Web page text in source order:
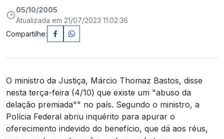
05/10/2005
Atualizada em 21/07/2023 11:02:36
Compartilhe:
O ministro da Justiça, Márcio Thomaz Bastos, disse
nesta terça-feira (4/10) que existe um "abuso da
delação premiada"" no país. Segundo o ministro, a
Polícia Federal abriu inquérito para apurar o
oferecimento indevido do benefício, que dá aos réus,